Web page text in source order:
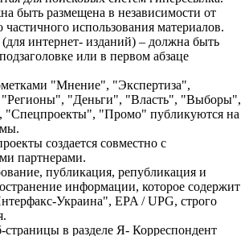
быть размещена в независимости от
частичного использования материалов.
интернет- изданий) – должна быть
или в первом абзаце
"Мнение", "Экспертиза",
"Регионы", "Деньги", "Власть", "Выборы",
"Спецпроекты", "Промо" публикуются на
создается совместно с
партнерами.
публикация, републикация и
информации, которое содержит
Украина", EPA / UPG, строго
страницы в разделе Я- Корреспондент